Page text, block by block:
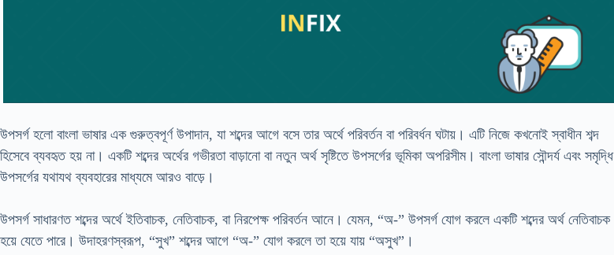
উপসর্গ হলো বাংলা ভাষার এক গুরুত্বপূর্ণ উপাদান, যা শব্দের আগে বসে তার অর্থে পরিবর্তন বা পরিবর্ধন ঘটায়। এটি নিজে কখনোই স্বাধীন শব্দ
হিসেবে ব্যবহৃত হয় না। একটি শব্দের অর্থের গভীরতা বাড়ানো বা নতুন অর্থ সৃষ্টিতে উপসর্গের ভূমিকা অপরিসীম। বাংলা ভাষার সৌন্দর্য এবং সমৃদ্ধি
উপসর্গের যথাযথ ব্যবহারের মাধ্যমে আরও বাড়ে।
উপসর্গ সাধারণত শব্দের অর্থে ইতিবাচক, নেতিবাচক, বা নিরপেক্ষ পরিবর্তন আনে। যেমন, “অ-” উপসর্গ যোগ করলে একটি শব্দের অর্থ নেতিবাচক
হয়ে যেতে পারে। উদাহরণস্বরূপ, “সুখ” শব্দের আগে “অ-” যোগ করলে তা হয়ে যায় “অসুখ”।